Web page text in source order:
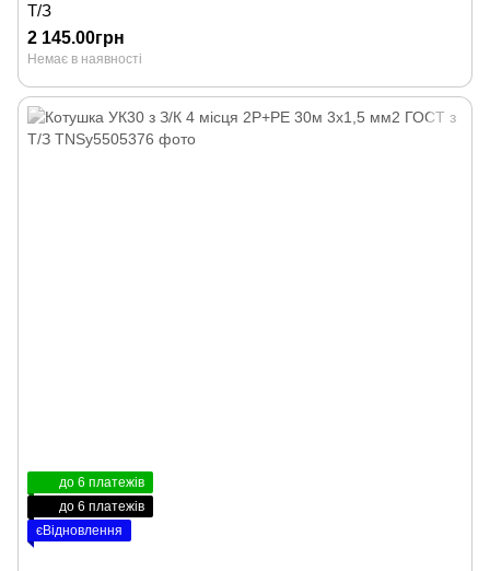
Т/З
2 145.00грн
Немає в наявності
до 6 платежів
до 6 платежів
єВідновлення